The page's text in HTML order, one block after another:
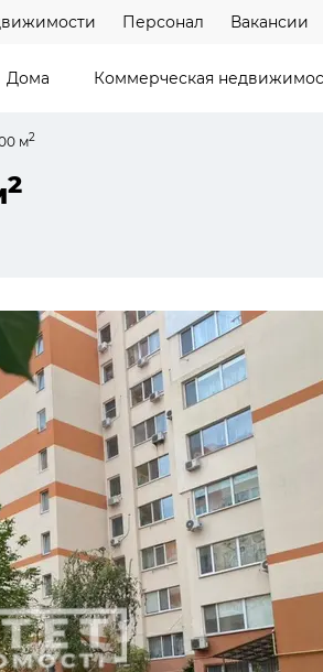
Персонал Вакансии
Дома Коммерческая
м2
2